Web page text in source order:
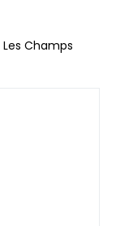
Les Champs